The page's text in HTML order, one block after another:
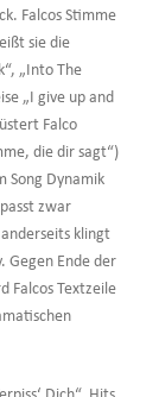
Falcos Stimme
sie die
„Into The
„I give up and
Falco
die dir sagt“)
Song Dynamik
zwar
klingt
Gegen Ende der
Falcos Textzeile